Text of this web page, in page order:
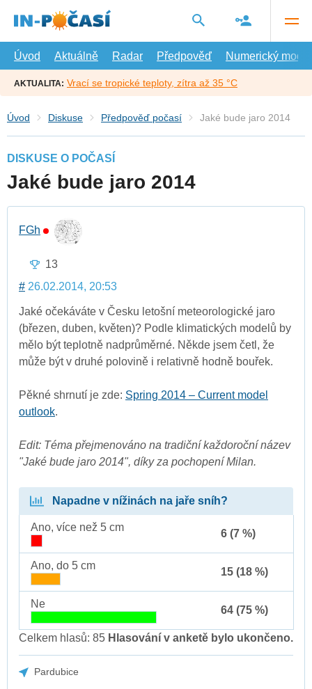
hlavní
Úvod
Aktuálně Radar Předpověď Numerický model
AKTUALITA: Vrací se tropické teploty, zítra až 35 °C
Úvod Diskuse Předpověď počasí Jaké bude jaro 2014
DISKUSE O POČASÍ
Jaké bude jaro 2014
FGh
13
# 26.02.2014, 20:53
Jaké očekáváte v Česku letošní meteorologické jaro
(březen, duben, květen)? Podle klimatických modelů by
mělo být teplotně nadprůměrné. Někde jsem četl, že
může být v druhé polovině i relativně hodně bouřek.
Pěkné shrnutí je zde: Spring 2014 – Current model
outlook.
Edit: Téma přejmenováno na tradiční každoroční název
"Jaké bude jaro 2014", díky za pochopení Milan.
Napadne v nížinách na jaře sníh?
Ano, více než 5 cm
6 (7 %)
Ano, do 5 cm
15 (18 %)
Ne
64 (75 %)
Celkem hlasů: 85 Hlasování v anketě bylo ukončeno.
Pardubice